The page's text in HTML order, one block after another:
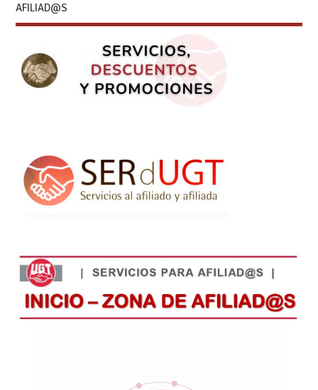
AFILIAD@S